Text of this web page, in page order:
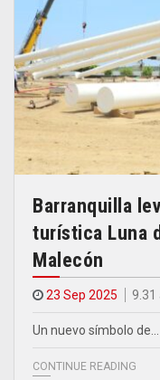
Barranquilla
turística Luna
Malecón
23 Sep 2025 9.31
Un nuevo símbolo de…
CONTINUE READING